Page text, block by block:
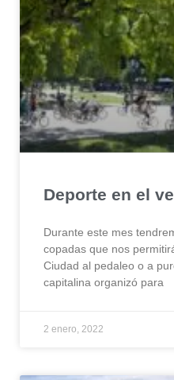
Deporte en el
Durante este mes
copadas que nos
Ciudad al pedaleo o a
capitalina organizó para
2 enero, 2022